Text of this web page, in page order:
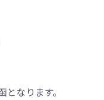
なります。